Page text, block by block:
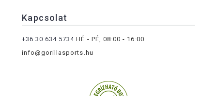
Kapcsolat
+36 30 634 5734 HÉ - PÉ, 08:00 - 16:00
info@gorillasports.hu